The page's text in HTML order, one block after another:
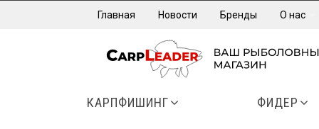
Главная Новости Бренды О нас
КАРПФИШИНГ ФИДЕР